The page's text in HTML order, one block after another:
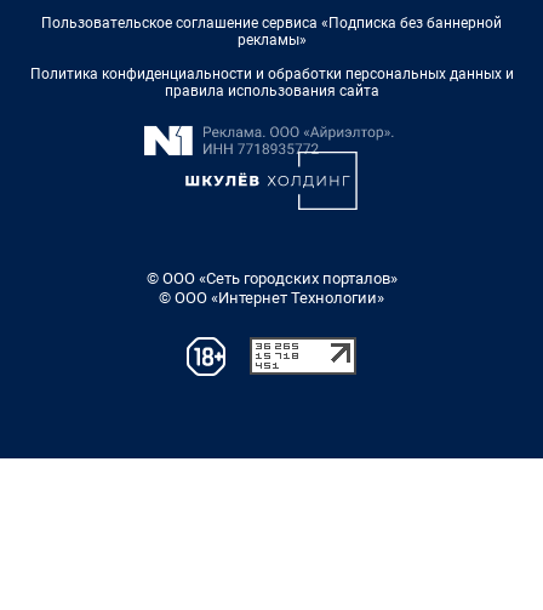
Пользовательское соглашение сервиса «Подписка без баннерной
рекламы»
Политика конфиденциальности и обработки персональных данных и
правила использования сайта
© ООО «Сеть городских порталов»
© ООО «Интернет Технологии»